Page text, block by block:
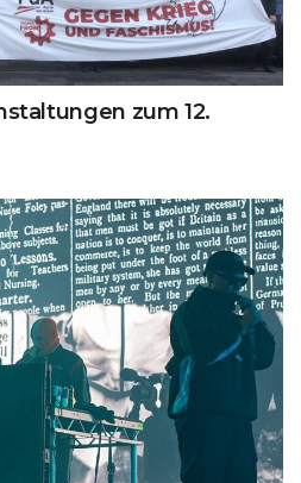
zum 12.